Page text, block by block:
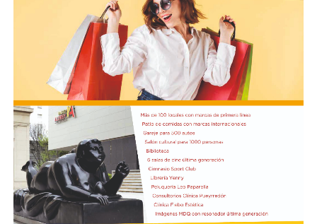
presidentes de las comisiones de Asuntos
Constitucionales, Agustín Coto (LLA-Tierra del Fuego),
y de Legislación General, Nadia Márquez (LLA-Neuquén).
FOTO: Bullrich, durante la conferencia de prensa en el
Senado. Rodrigo Néspolo/LA NACIÓN